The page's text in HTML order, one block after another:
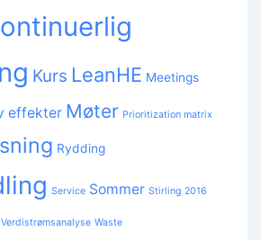
Kurs LeanHE Meetings
effekter Møter Prioritization matrix
Rydding
Service Sommer Stirling 2016
Verdistrømsanalyse Waste